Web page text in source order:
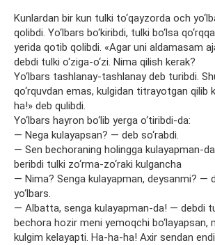
Kunlardan bir kun tulki to‘qayzorda och
qolibdi. Yo‘lbars bo‘kiribdi, tulki bo‘lsa
yerida qotib qolibdi. «Agar uni aldamasam
debdi tulki o‘ziga-o‘zi. Nima qilish kerak?
Yo‘lbars tashlanay-tashlanay deb turibdi.
qo‘rquvdan emas, kulgidan titrayotgan qilib
ha!» deb qulibdi.
Yo‘lbars hayron bo‘lib yerga o‘tiribdi-da:
— Nega kulayapsan? — deb so‘rabdi.
— Sen bechoraning holingga kulayapman-
beribdi tulki zo‘rma-zo‘raki kulgancha
— Nima? Senga kulayapman, deysanmi? —
yo‘lbars.
— Albatta, senga kulayapman-da! — debdi
bechora hozir meni yemoqchi bo‘layapsan,
kulgim kelayapti. Ha-ha-ha! Axir sendan